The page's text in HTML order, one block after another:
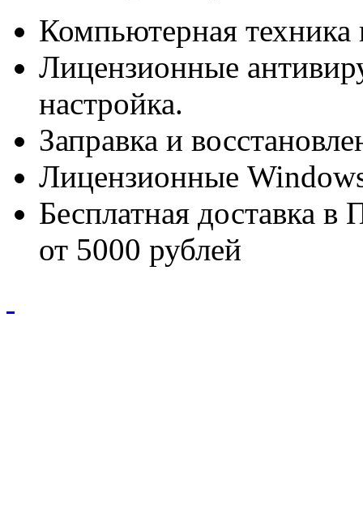
Компьютерная техника
Лицензионные
настройка.
Заправка и
Лицензионные
Бесплатная доставка в
от 5000 рублей